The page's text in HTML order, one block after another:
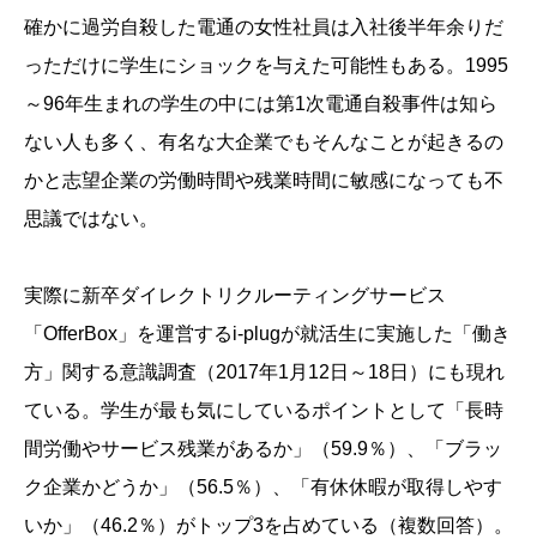
確かに過労自殺した電通の女性社員は入社後半年余りだ
っただけに学生にショックを与えた可能性もある。1995
～96年生まれの学生の中には第1次電通自殺事件は知ら
ない人も多く、有名な大企業でもそんなことが起きるの
かと志望企業の労働時間や残業時間に敏感になっても不
思議ではない。
実際に新卒ダイレクトリクルーティングサービス
「OfferBox」を運営するi-plugが就活生に実施した「働き
方」関する意識調査（2017年1月12日～18日）にも現れ
ている。学生が最も気にしているポイントとして「長時
間労働やサービス残業があるか」（59.9％）、「ブラッ
ク企業かどうか」（56.5％）、「有休休暇が取得しやす
いか」（46.2％）がトップ3を占めている（複数回答）。